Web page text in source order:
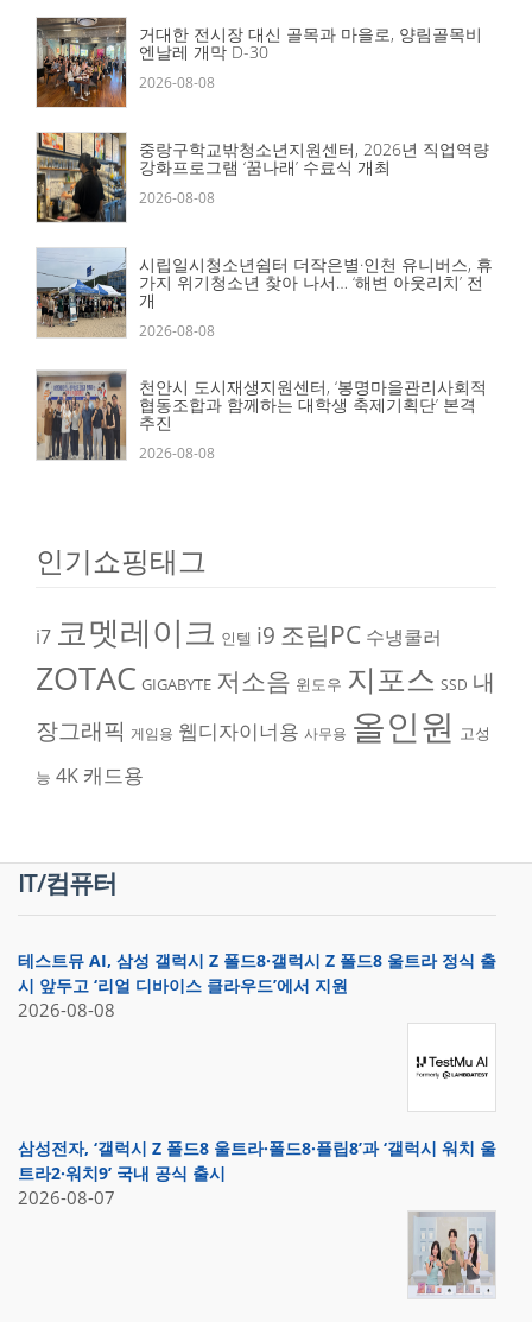
거대한 전시장 대신 골목과 마을로, 양림골목비
엔날레 개막 D-30
2026-08-08
중랑구학교밖청소년지원센터, 2026년 직업역량
강화프로그램 ‘꿈나래’ 수료식 개최
2026-08-08
시립일시청소년쉼터 더작은별·인천 유니버스, 휴
가지 위기청소년 찾아 나서… ‘해변 아웃리치’ 전
개
2026-08-08
천안시 도시재생지원센터, ‘봉명마을관리사회적
협동조합과 함께하는 대학생 축제기획단’ 본격
추진
2026-08-08
인기쇼핑태그
i7 코멧레이크 인텔 i9 조립PC 수냉쿨러
ZOTAC GIGABYTE 저소음 윈도우 지포스 SSD 내
장그래픽 게임용 웹디자이너용 사무용 올인원 고성
능 4K 캐드용
IT/컴퓨터
테스트뮤 AI, 삼성 갤럭시 Z 폴드8·갤럭시 Z 폴드8 울트라 정식 출
시 앞두고 ‘리얼 디바이스 클라우드’에서 지원
2026-08-08
삼성전자, ‘갤럭시 Z 폴드8 울트라·폴드8·플립8’과 ‘갤럭시 워치 울
트라2·워치9’ 국내 공식 출시
2026-08-07